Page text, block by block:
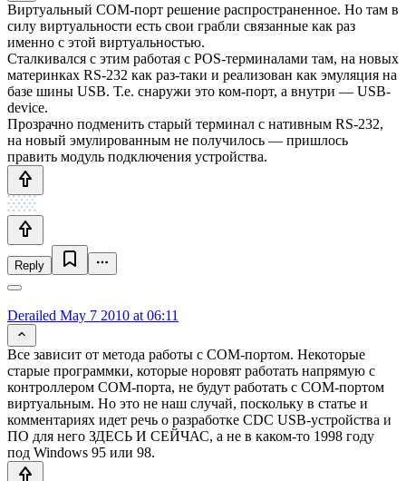
Виртуальный COM-порт решение распространенное. Но там в
силу виртуальности есть свои грабли связанные как раз
именно с этой виртуальностью.
Сталкивался с этим работая с POS-терминалами там, на новых
материнках RS-232 как раз-таки и реализован как эмуляция на
базе шины USB. Т.е. снаружи это ком-порт, а внутри — USB-
device.
Прозрачно подменить старый терминал с нативным RS-232,
на новый эмулированным не получилось — пришлось
править модуль подключения устройства.
Reply
Derailed May 7 2010 at 06:11
Все зависит от метода работы с COM-портом. Некоторые
старые программки, которые норовят работать напрямую с
контроллером COM-порта, не будут работать с COM-портом
виртуальным. Но это не наш случай, поскольку в статье и
комментариях идет речь о разработке CDC USB-устройства и
ПО для него ЗДЕСЬ И СЕЙЧАС, а не в каком-то 1998 году
под Windows 95 или 98.